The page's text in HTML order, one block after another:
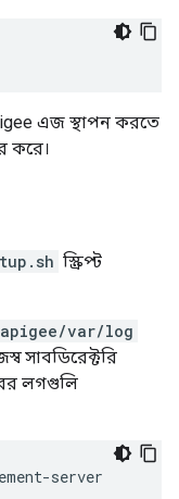
এজ স্থাপন করতে
করে।
স্ক্রিপ্ট
var/log
সাবডিরেক্টরি
লগগুলি
-server